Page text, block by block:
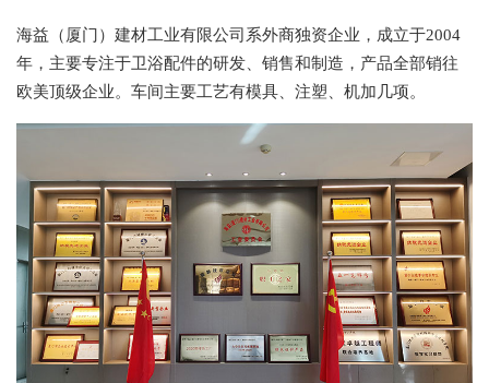
海益（厦门）建材工业有限公司系外商独资企业，成立于2004
年，主要专注于卫浴配件的研发、销售和制造，产品全部销往
欧美顶级企业。车间主要工艺有模具、注塑、机加几项。